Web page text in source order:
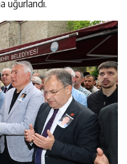
uğurlandı.